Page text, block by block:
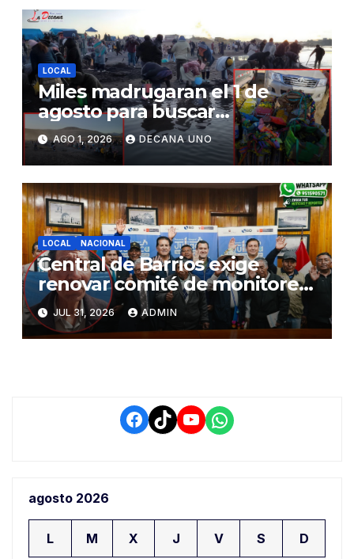
LOCAL
Miles madrugaran el 1 de
agosto para buscar
piedrecillas en los ríos y
realizar la challa por la
riqueza y la prosperidad
AGO 1, 2026 DECANA UNO
LOCAL NACIONAL
Central de Barrios exige
renovar comité de monitoreo
del PIAA por presuntos
conflictos de interés y
retrasos
JUL 31, 2026 ADMIN
Facebook
TikTokYouTube
WhatsApp
agosto 2026
L M X J V S D